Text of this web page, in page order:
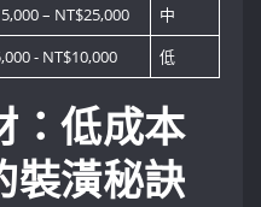
– NT$25,000
中
​- NT$10,000 低
：低成本
裝潢秘訣